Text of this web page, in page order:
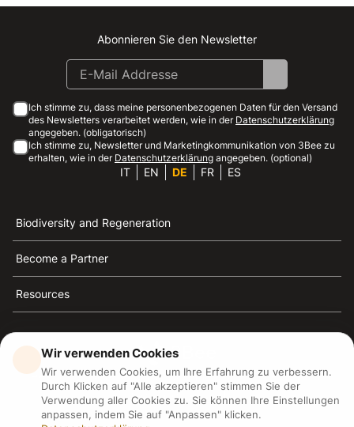
Instagram
Facebook
Linkedin
Youtube
Abonnieren Sie den Newsletter
Ich stimme zu, dass meine personenbezogenen Daten für den Versand
des Newsletters verarbeitet werden, wie in der Datenschutzerklärung
angegeben. (obligatorisch)
Ich stimme zu, Newsletter und Marketingkommunikation von 3Bee zu
erhalten, wie in der Datenschutzerklärung angegeben. (optional)
IT EN DE FR ES
Biodiversity and Regeneration
Become a Partner
Resources
3Bee ist die Referenz für Nachhaltigkeit, Bienenschutz
und Biodiversität
Wir verwenden Cookies
Wir verwenden Cookies, um Ihre Erfahrung zu verbessern.
Durch Klicken auf "Alle akzeptieren" stimmen Sie der
Verwendung aller Cookies zu. Sie können Ihre Einstellungen
anpassen, indem Sie auf "Anpassen" klicken.